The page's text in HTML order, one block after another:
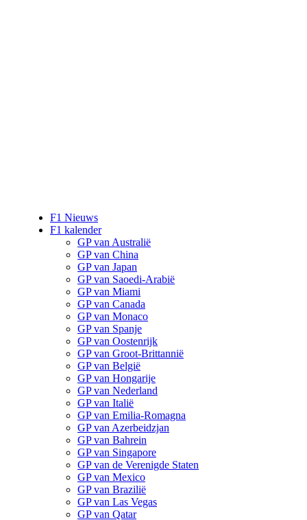
F1 Nieuws
F1 kalender
GP van Australië
GP van China
GP van Japan
GP van Saoedi-Arabië
GP van Miami
GP van Canada
GP van Monaco
GP van Spanje
GP van Oostenrijk
GP van Groot-Brittannië
GP van België
GP van Hongarije
GP van Nederland
GP van Italië
GP van Emilia-Romagna
GP van Azerbeidzjan
GP van Bahrein
GP van Singapore
GP van de Verenigde Staten
GP van Mexico
GP van Brazilië
GP van Las Vegas
GP van Qatar